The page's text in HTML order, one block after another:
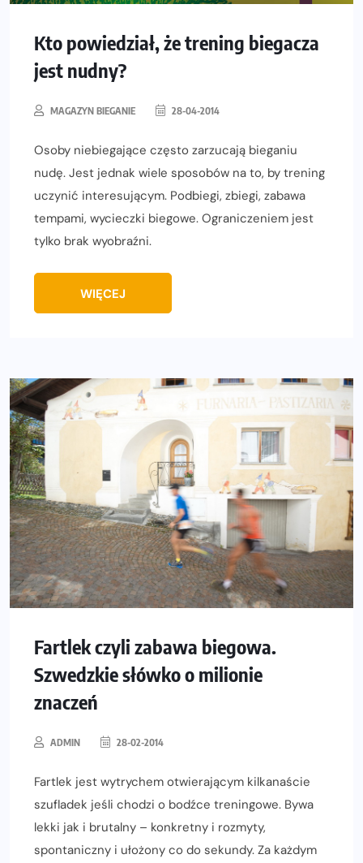
Kto powiedział, że trening biegacza
jest nudny?
MAGAZYN BIEGANIE 28-04-2014
Osoby niebiegające często zarzucają bieganiu
nudę. Jest jednak wiele sposobów na to, by trening
uczynić interesującym. Podbiegi, zbiegi, zabawa
tempami, wycieczki biegowe. Ograniczeniem jest
tylko brak wyobraźni.
WIĘCEJ
Fartlek czyli zabawa biegowa.
Szwedzkie słówko o milionie
znaczeń
ADMIN 28-02-2014
Fartlek jest wytrychem otwierającym kilkanaście
szufladek jeśli chodzi o bodźce treningowe. Bywa
lekki jak i brutalny – konkretny i rozmyty,
spontaniczny i ułożony co do sekundy. Za każdym